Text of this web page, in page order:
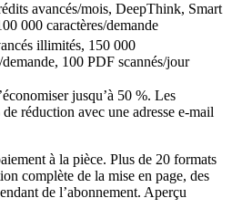
avancés/mois, DeepThink, Smart
000 caractères/demande
illimités, 150 000
demande, 100 PDF scannés/jour
jusqu’à 50 %. Les
réduction avec une adresse e-mail
à la pièce. Plus de 20 formats
complète de la mise en page, des
de l’abonnement. Aperçu